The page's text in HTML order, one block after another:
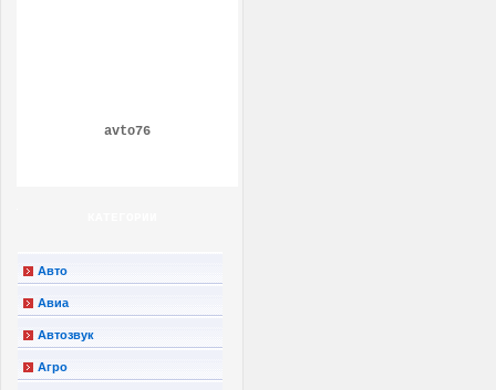
avto76
Авто
Авиа
Автозвук
Агро